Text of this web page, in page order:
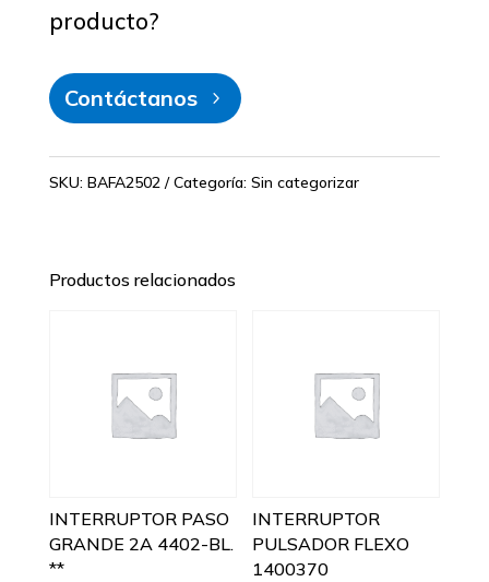
producto?
Contáctanos
SKU: BAFA2502 Categoría: Sin categorizar
Productos relacionados
INTERRUPTOR PASO
GRANDE 2A 4402-BL.
**
INTERRUPTOR
PULSADOR FLEXO
1400370